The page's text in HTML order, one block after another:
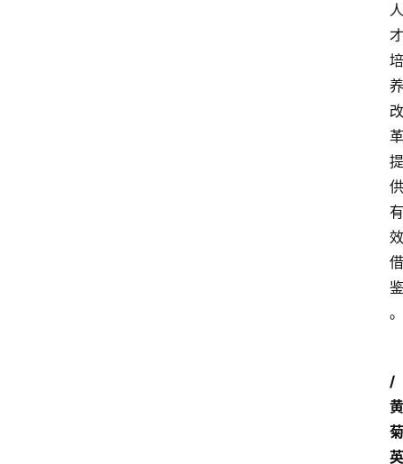
人
才
培
养
改
革
提
供
有
效
借
鉴
。
/
黄
菊
英